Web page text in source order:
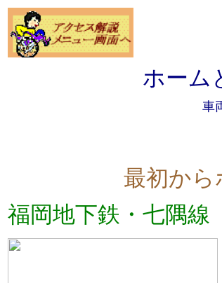
ホーム
車
最初から
福岡地下鉄・七隅線